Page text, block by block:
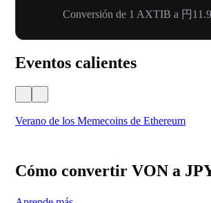
Conversión de 1 AXTIB a 円
Eventos calientes
Verano de los Memecoins de Ethereum
Cómo convertir VON a